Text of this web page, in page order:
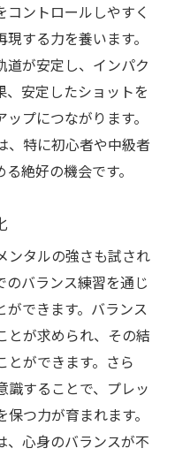
ントロールしやすく
する力を養います。
道が安定し、インパク
、安定したショットを
プにつながります。
、特に初心者や中級者
絶好の機会です。
ンタルの強さも試され
のバランス練習を通じ
できます。バランス
とが求められ、その結
ができます。さら
識することで、プレッ
つ力が育まれます。
、心身のバランスが不